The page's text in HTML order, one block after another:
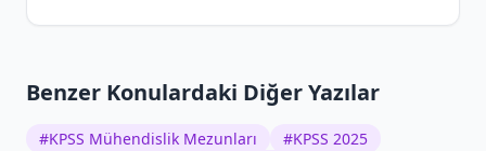
Benzer Konulardaki Diğer Yazılar
#KPSS Mühendislik Mezunları #KPSS 2025